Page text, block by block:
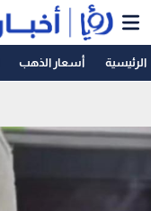
الرئيسية أسعار الذهب